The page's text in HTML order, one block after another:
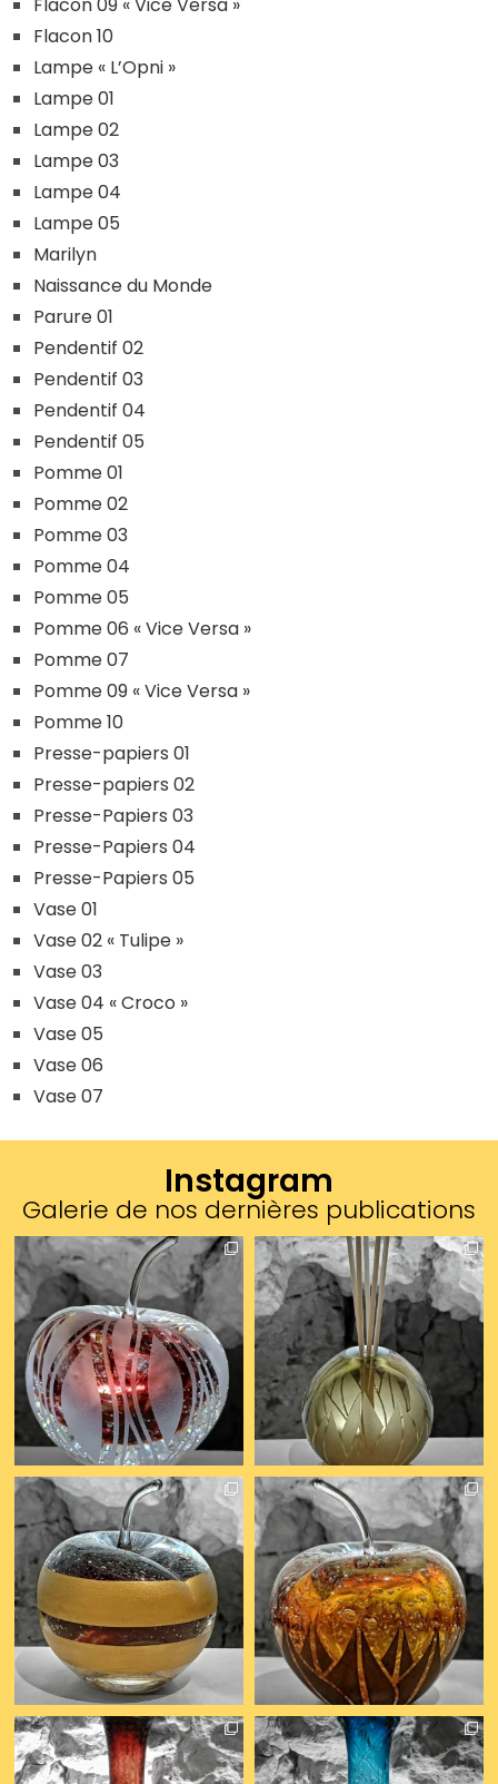
Flacon 10
Lampe « L’Opni »
Lampe 01
Lampe 02
Lampe 03
Lampe 04
Lampe 05
Marilyn
Naissance du Monde
Parure 01
Pendentif 02
Pendentif 03
Pendentif 04
Pendentif 05
Pomme 01
Pomme 02
Pomme 03
Pomme 04
Pomme 05
Pomme 06 « Vice Versa »
Pomme 07
Pomme 09 « Vice Versa »
Pomme 10
Presse-papiers 01
Presse-papiers 02
Presse-Papiers 03
Presse-Papiers 04
Presse-Papiers 05
Vase 01
Vase 02 « Tulipe »
Vase 03
Vase 04 « Croco »
Vase 05
Vase 06
Vase 07
Instagram
Galerie de nos dernières publications